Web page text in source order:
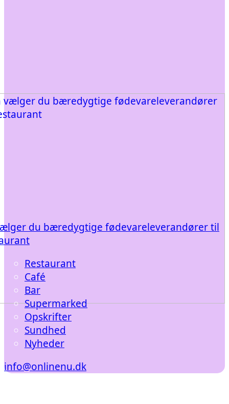
du bæredygtige fødevareleverandører til
Restaurant
Café
Bar
Supermarked
Opskrifter
Sundhed
Nyheder
info@onlinenu.dk